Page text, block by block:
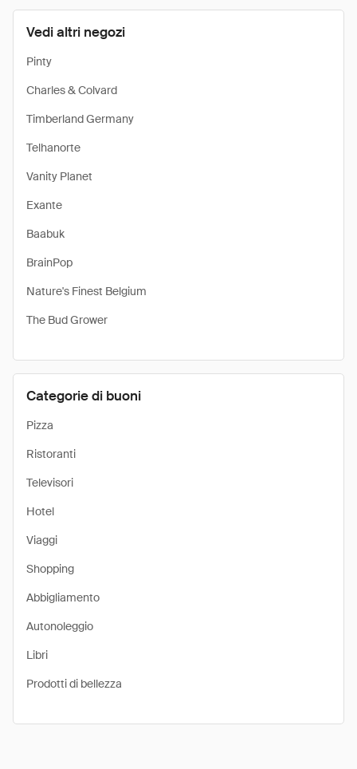
Vedi altri negozi
Pinty
Charles & Colvard
Timberland Germany
Telhanorte
Vanity Planet
Exante
Baabuk
BrainPop
Nature's Finest Belgium
The Bud Grower
Categorie di buoni
Pizza
Ristoranti
Televisori
Hotel
Viaggi
Shopping
Abbigliamento
Autonoleggio
Libri
Prodotti di bellezza